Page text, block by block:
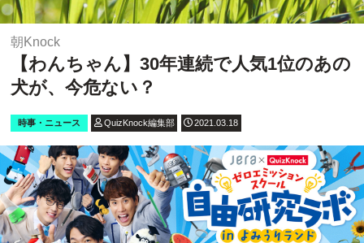
朝Knock
【わんちゃん】30年連続で人気1位のあの
犬が、今危ない？
時事・ニュース QuizKnock編集部 2021.03.18